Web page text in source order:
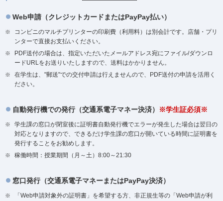
Web申請（クレジットカードまたはPayPay払い）
コンビニのマルチプリンターの印刷費（利用料）は別会計です。店舗・プリ
ンターで直接お支払いください。
PDF送付の場合は、指定いただいたメールアドレス宛にファイル/ダウンロ
ードURLをお送りいたしますので、送料はかかりません。
在学生は、"郵送"での交付申請は行えませんので、PDF送付の申請を活用く
ださい。
自動発行機での発行（交通系電子マネー決済） ※学生証必須※
学生課の窓口が閉室後に証明書自動発行機でエラーが発生した場合は翌日の
対応となりますので、できるだけ学生課の窓口が開いている時間に証明書を
発行することをお勧めします。
稼働時間：授業期間（月～土）8:00～21:30
窓口発行（交通系電子マネーまたはPayPay決済）
「Web申請対象外の証明書」を希望する方、非正規生等の「Web申請が利